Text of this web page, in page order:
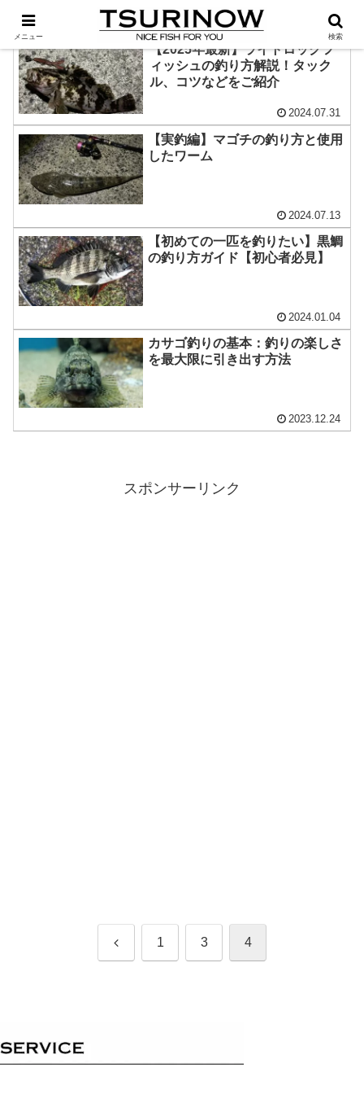
【2025年最新】ライトロックフ
ィッシュの釣り方解説！タック
ル、コツなどをご紹介
2024.07.31
【実釣編】マゴチの釣り方と使用
したワーム
2024.07.13
【初めての一匹を釣りたい】黒鯛
の釣り方ガイド【初心者必見】
2024.01.04
カサゴ釣りの基本：釣りの楽しさ
を最大限に引き出す方法
2023.12.24
スポンサーリンク
前 1 3 4
メニュー 検索